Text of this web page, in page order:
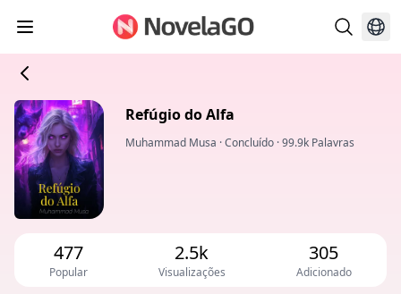
Refúgio do Alfa
Muhammad Musa ·Concluído ·99.9k Palavras
477
Popular
2.5k
Visualizações
305
Adicionado